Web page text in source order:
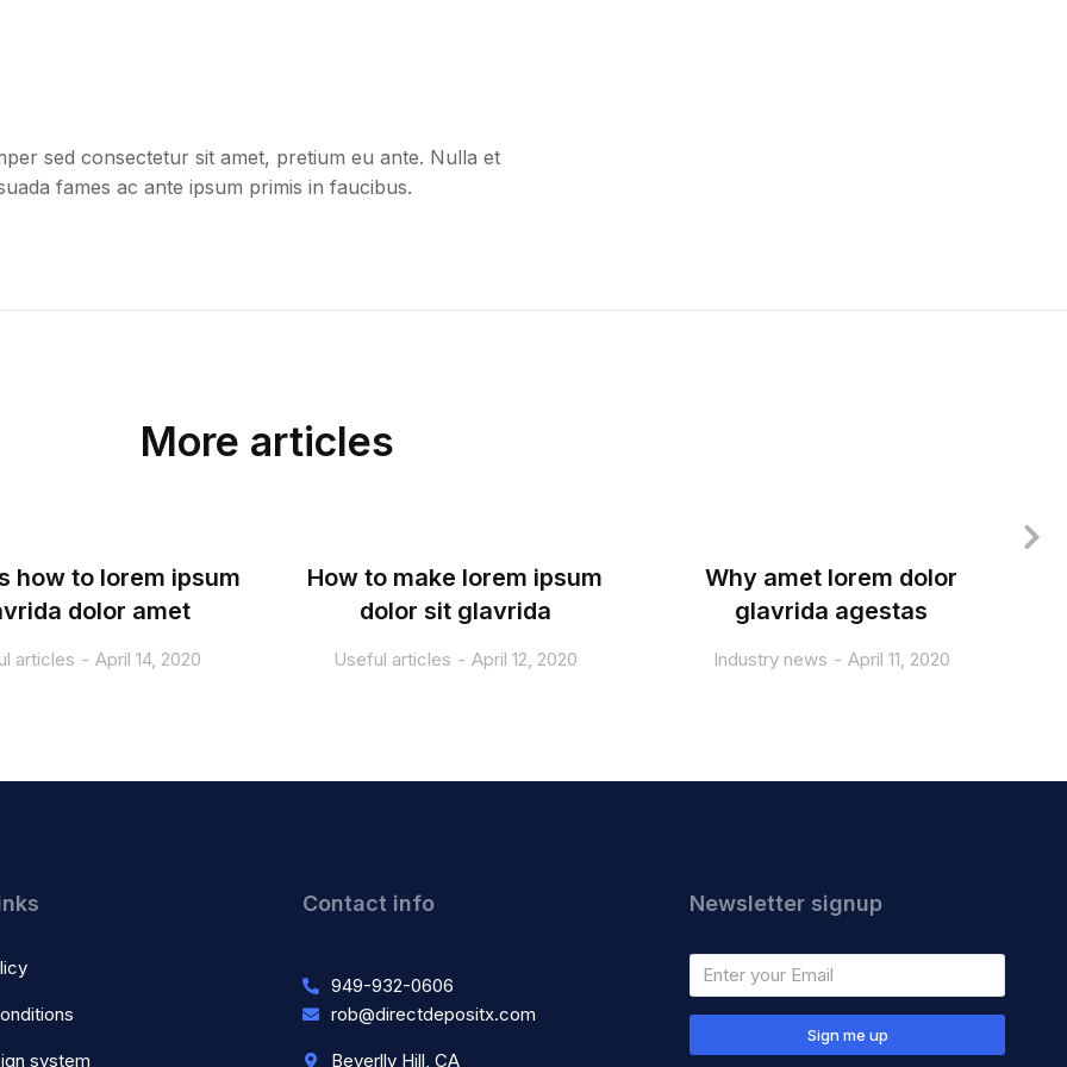
sed consectetur sit amet, pretium eu ante. Nulla et
fames ac ante ipsum primis in faucibus.
More articles
how to lorem ipsum
dolor amet
articles April 14, 2020
How to make lorem ipsum
dolor sit glavrida
Useful articles April 12, 2020
Why amet lorem dolor
glavrida agestas
Industry news April 11, 2020
system
Contact info
949-932-0606
rob@directdepositx.com
Beverlly Hill, CA
Newsletter signup
Sign me up